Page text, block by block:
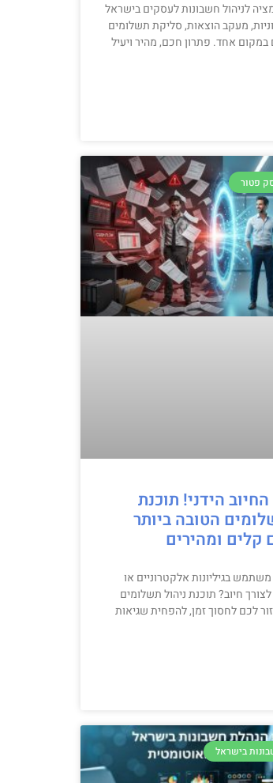
לניהול חשבונות לעסקים בישראל
מעקב הוצאות, סליקת תשלומים
במקום אחד. פתרון חכם, מהיר ויעיל
פטור
הידני! תוכנת
הטובה ביותר
קלים ומהירים
בגיליונות אלקטרוניים או
חיוב? תוכנת ניהול תשלומים
לכם לחסוך זמן, להפחית שגיאות
בישראל